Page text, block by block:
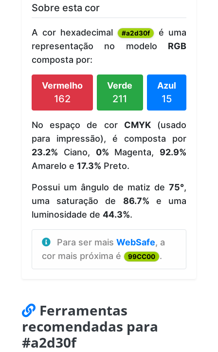
Sobre esta cor
A cor hexadecimal #a2d30f
é uma
representação no modelo RGB
composta por:
Vermelho
162
Verde
211
Azul
15
No espaço de cor CMYK(usado
para impressão), é composta por
23.2% Ciano, 0% Magenta, 92.9%
Amarelo e 17.3% Preto.
Possui um ângulo de matiz de 75°,
uma saturação de 86.7% e uma
luminosidade de 44.3%.
Para ser mais WebSafe, a
cor mais próxima é
99CC00 .
Ferramentas
recomendadas para
#a2d30f